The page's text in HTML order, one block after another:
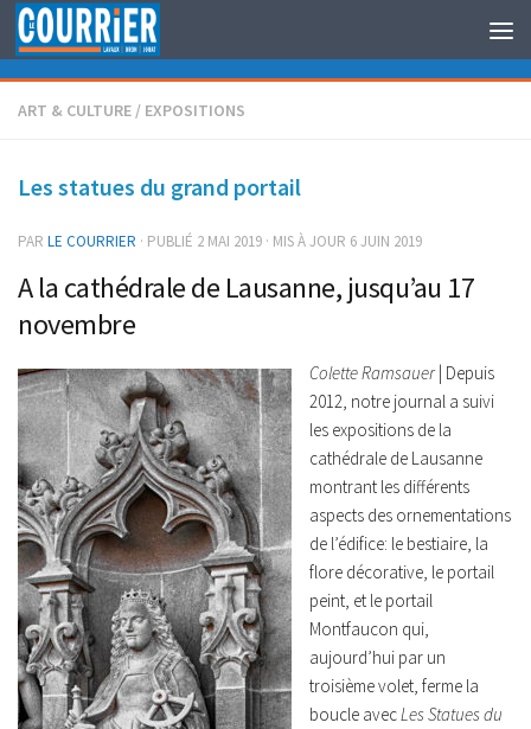
Au dessous du contenu
ART & CULTURE / EXPOSITIONS
Les statues du grand portail
PAR LE COURRIER · PUBLIÉ 2 MAI 2019 · MIS À JOUR 6 JUIN 2019
A la cathédrale de Lausanne, jusqu’au 17
novembre
Colette Ramsauer| Depuis
2012, notre journal a suivi
les expositions de la
cathédrale de Lausanne
montrant les différents
aspects des ornementations
de l’édifice: le bestiaire, la
flore décorative, le portail
peint, et le portail
Montfaucon qui,
aujourd’hui par un
troisième volet, ferme la
boucle avecLes Statues du